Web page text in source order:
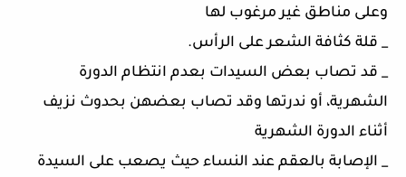
وعلى مناطق غير مرغوب لها
_ قلة كثافة الشعر على الرأس.
_ قد تصاب بعض السيدات بعدم انتظام الدورة
الشهرية، أو ندرتها وقد تصاب بعضهن بحدوث نزيف
أثناء الدورة الشهرية
_ الإصابة بالعقم عند النساء حيث يصعب على السيدة